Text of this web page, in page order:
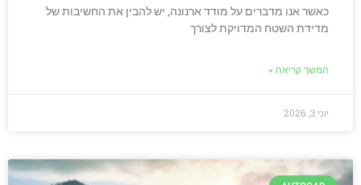
כאשר אנו מדברים על מודד ארנונה, יש להבין את החשיבות של
מדידת השטח המדויקת לצורך
המשך קריאה »
יוני 3, 2026